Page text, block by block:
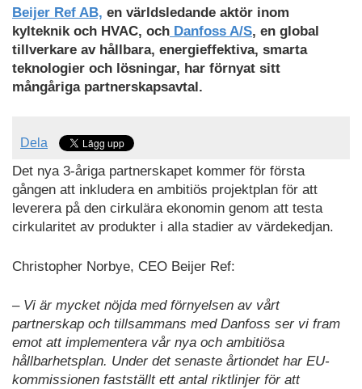
Beijer Ref AB, en världsledande aktör inom
kylteknik och HVAC, och Danfoss A/S, en global
tillverkare av hållbara, energieffektiva, smarta
teknologier och lösningar, har förnyat sitt
mångåriga partnerskapsavtal.
Dela
Det nya 3-åriga partnerskapet kommer för första
gången att inkludera en ambitiös projektplan för att
leverera på den cirkulära ekonomin genom att testa
cirkularitet av produkter i alla stadier av värdekedjan.
Christopher Norbye, CEO Beijer Ref:
– Vi är mycket nöjda med förnyelsen av vårt
partnerskap och tillsammans med Danfoss ser vi fram
emot att implementera vår nya och ambitiösa
hållbarhetsplan. Under det senaste årtiondet har EU-
kommissionen fastställt ett antal riktlinjer för att